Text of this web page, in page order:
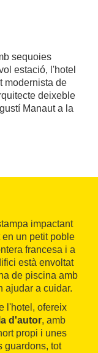
sequoies
estació, l'hotel
modernista de
deixeble
Manaut a la
impactant
en un petit poble
francesa i a
està envoltat
de piscina amb
ajudar a cuidar.
l'hotel, ofereix
d'autor, amb
propi i unes
guardons, tot